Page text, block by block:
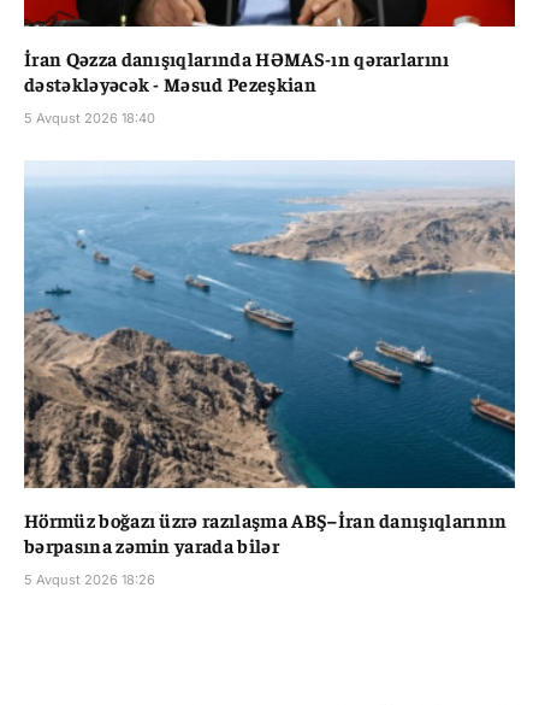
İran Qəzza danışıqlarında HƏMAS-ın qərarlarını
dəstəkləyəcək - Məsud Pezeşkian
5 Avqust 2026 18:40
Hörmüz boğazı üzrə razılaşma ABŞ–İran danışıqlarının
bərpasına zəmin yarada bilər
5 Avqust 2026 18:26